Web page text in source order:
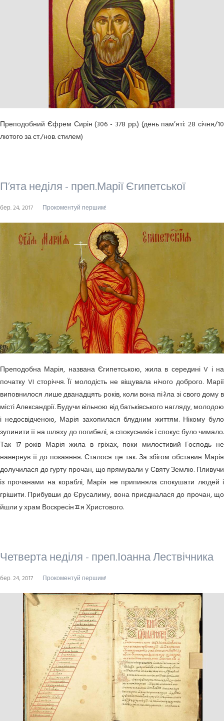
Преподобний Єфрем Сирін (306 - 378 рр.) (день пам’яті: 28 січня/10
лютого за ст./нов. стилем)
П’ята неділя - преп.Марії Єгипетської
бер. 24, 2017 Прокоментуй першим!
Преподобна Марія, названа Єгипетською, жила в середині V і на
початку VI сторіччя. Її молодість не віщувала нічого доброго. Марії
виповнилося лише дванадцять років, коли вона піﾈла зі свого дому в
місті Александрії. Будучи вільною від батьківського нагляду, молодою
і недосвідченою, Марія захопилася блудним життям. Нікому було
зупинити її на шляху до погибелі, а спокусників і спокус було чимало.
Так 17 років Марія жила в гріхах, поки милостивий Господь не
навернув її до покаяння. Сталося це так. За збігом обставин Марія
долучилася до гурту прочан, що прямували у Святу Землю. Пливучи
із прочанами на кораблі, Марія не припиняла спокушати людей і
грішити. Прибувши до Єрусалиму, вона приєдналася до прочан, що
йшли у храм Воскресінﾽя Христового.
Четверта неділя - преп.Іоанна Лествічника
бер. 24, 2017 Прокоментуй першим!